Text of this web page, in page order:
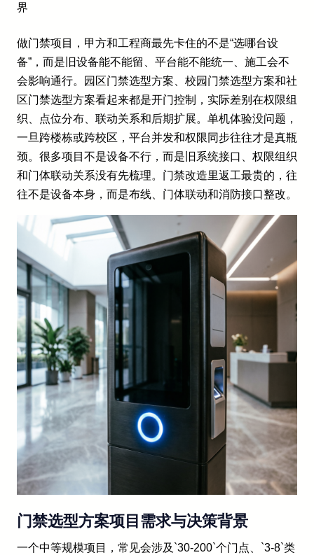
界
做门禁项目，甲方和工程商最先卡住的不是“选哪台设
备”，而是旧设备能不能留、平台能不能统一、施工会不
会影响通行。园区门禁选型方案、校园门禁选型方案和社
区门禁选型方案看起来都是开门控制，实际差别在权限组
织、点位分布、联动关系和后期扩展。单机体验没问题，
一旦跨楼栋或跨校区，平台并发和权限同步往往才是真瓶
颈。很多项目不是设备不行，而是旧系统接口、权限组织
和门体联动关系没有先梳理。门禁改造里返工最贵的，往
往不是设备本身，而是布线、门体联动和消防接口整改。
门禁选型方案项目需求与决策背景
一个中等规模项目，常见会涉及`30-200`个门点、`3-8`类